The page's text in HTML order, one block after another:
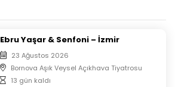
Ebru Yaşar & Senfoni – İzmir
23 Ağustos 2026
Bornova Aşık Veysel Açıkhava Tiyatrosu
13 gün kaldı